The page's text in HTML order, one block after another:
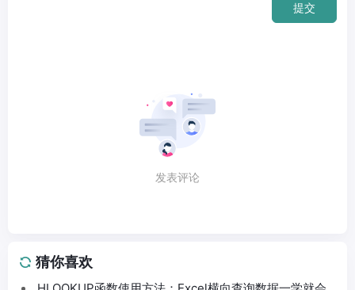
提交
发表评论
猜你喜欢